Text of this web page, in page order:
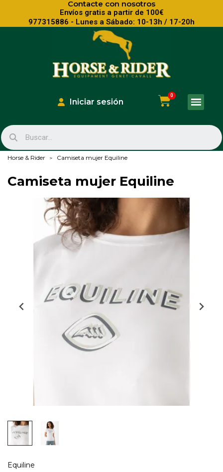
Contacte con nosotros
Envíos gratis a partir de 100€
977315886 - Lunes a Sábado: 10-13h / 17-20h
Iniciar sesión
Horse & Rider Camiseta mujer Equiline
Camiseta mujer Equiline
Equiline